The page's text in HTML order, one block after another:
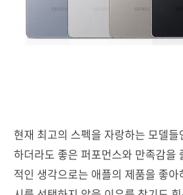
현재 최고의 스펙을 자랑하는 모델
하더라도 좋은 퍼포먼스와 만족감을
적인 생각으로는 애플의 제품을 좋